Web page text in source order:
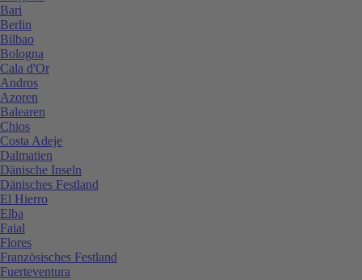
Bari
Berlin
Bilbao
Bologna
Cala d'Or
Andros
Azoren
Balearen
Chios
Costa Adeje
Dalmatien
Dänische Inseln
Dänisches Festland
El Hierro
Elba
Faial
Flores
Französisches Festland
Fuerteventura